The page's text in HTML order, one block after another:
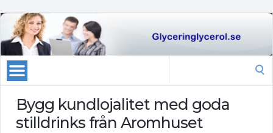
Bygg kundlojalitet med goda
stilldrinks från Aromhuset